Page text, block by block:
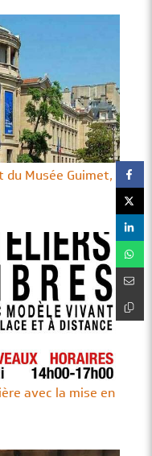
du Musée Guimet,
avec la mise en